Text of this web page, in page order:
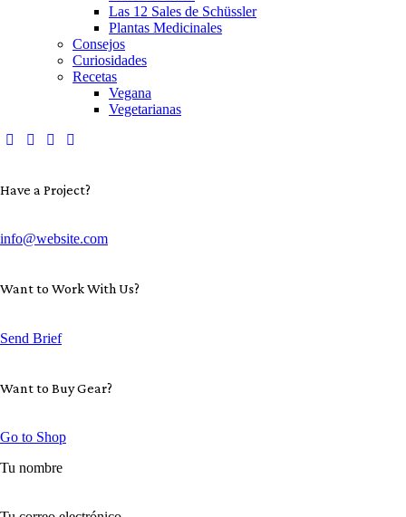
Las 12 Sales de Schüssler
Plantas Medicinales
Consejos
Curiosidades
Recetas
Vegana
Vegetarianas
Have a Project?
info@website.com
Want to Work With Us?
Send Brief
Want to Buy Gear?
Go to Shop
Tu nombre